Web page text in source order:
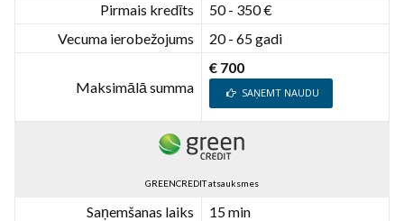
Pirmais kredīts
50 - 350 €
Vecuma ierobežojums
20 - 65 gadi
Maksimālā summa
€ 700
SAŅEMT NAUDU
GREENCREDIT atsauksmes
Saņemšanas laiks
15 min